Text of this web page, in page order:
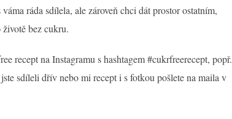
ráda sdílela, ale zároveň chci dát prostor ostatním,
bez cukru.
recept na Instagramu s hashtagem #cukrfreerecept, popř.
sdíleli dřív nebo mi recept i s fotkou pošlete na maila v